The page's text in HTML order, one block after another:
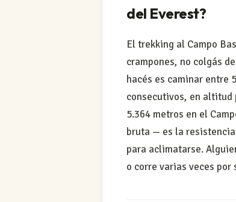
del Everest?
El trekking al Campo
crampones, no colgás
hacés es caminar entre
consecutivos, en altitud
5.364 metros en el
bruta — es la
para aclimatarse.
o corre varias veces